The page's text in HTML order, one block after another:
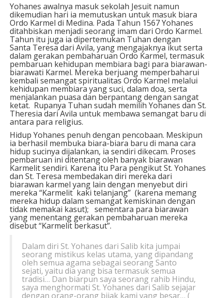
Yohanes awalnya masuk sekolah Jesuit namun
dikemudian hari ia memutuskan untuk masuk biara
Ordo Karmel di Medina. Pada Tahun 1567 Yohanes
ditahbiskan menjadi seorang imam dari Ordo Karmel.
Tahun itu juga ia dipertemukan Tuhan dengan
Santa Teresa dari Avila, yang mengajaknya ikut serta
dalam gerakan pembaharuan Ordo Karmel, termasuk
pembaruan kehidupan membiara bagi para biarawan-
biarawati Karmel. Mereka berjuang memperbaharui
kembali semangat spiritualitas Ordo Karmel melalui
kehidupan membiara yang suci, dalam doa, serta
menjalankan puasa dan berpantang dengan sangat
ketat. Rupanya Tuhan sudah memilih Yohanes dan St.
Theresia dari Avila untuk membawa semangat baru di
antara para religius.
Hidup Yohanes penuh dengan pencobaan. Meskipun
ia berhasil membuka biara-biara baru di mana cara
hidup sucinya dijalankan, ia sendiri dikecam. Proses
pembaruan ini ditentang oleh banyak biarawan
Karmelit sendiri. Karena itu Para pengikut St. Yohanes
dan St. Teresa membedakan diri mereka dari
biarawan karmel yang lain dengan menyebut diri
mereka “Karmelit kaki telanjang” (karena memang
mereka hidup dalam semangat kemiskinan dengan
tidak memakai kasut); sementara para biarawan
yang menentang gerakan pembaharuan mereka
disebut “Karmelit berkasut”.
Dalam diri St. Yohanes dari Salib kita jumpai
seorang mistikus kelas utama, yang dipandang
oleh semua agama sebagai seorang Santo
sejati, yaitu dia yang bisa termasuk semua
tradisi… Dan biarpun saya seorang rahib Hindu,
saya menghormati St. Yohanes dari Salib sejajar
dengan orang-orang bijak kami yang besar… (